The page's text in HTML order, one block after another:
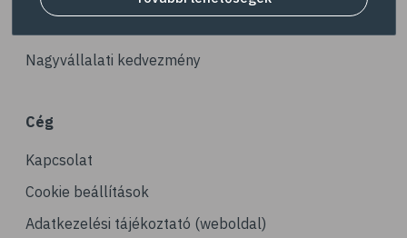
# kávé
# gasztronómia
# megfázás
# influenza
# orrfolyás
# C-vitamin
Nagyvállalati kedvezmény
Cég
Kapcsolat
Cookie beállítások
Adatkezelési tájékoztató (weboldal)